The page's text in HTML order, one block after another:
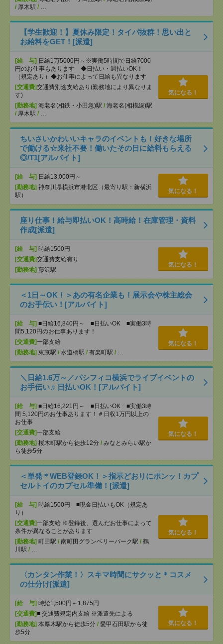
/ 厚木駅 / …
【学生歓迎！】夏休み限定！タイパ抜群！思い出と
お給料をGET！[派遣]
[給 与] 日給1万5000円～※実働5時間で日給7000
円のお仕事もあります ◆日払い・週払いOK！
（規定あり）◆お仕事によって日給も異なります
[交通費]交通費別途支給あり(勤務地により異なりま
す)
[勤務地] 海老名(相鉄・小田急)駅 / 海老名(相模線)駅
/ 厚木駅 / …
気になる！
ちいさいかわいいキャラのイベントも！好きな場所
で働ける☆来社不要！働いたその日に給料もらえる
◎/T1[アルバイト]
[給 与] 日給13,000円～
[勤務地] 神奈川県横浜市港北区（最寄り駅：新横浜
駅）
気になる！
座り仕事！給与即払いOK！高時給！在庫管理・資料
作成[派遣]
[給 与] 時給1500円
[交通費]交通費支給有り
[勤務地] 藤沢駅
気になる！
＜1日～OK！＞あの有名企業も！展示会や株主総会
のお手伝い！[アルバイト]
[給 与] ■日給16,840円～ ■日払いOK ■実働3時
間5,120円のお仕事あります！
[交通費]一部支給
[勤務地] 東京駅 / 水道橋駅 / 有楽町駅 / …
気になる！
＼日給1.6万～／パシフィコ横浜でライブイベントの
お手伝い♬日払いOK！[アルバイト]
[給 与] ■日給16,221円～ ■日払いOK ■実働3時
間 5,120円のお仕事あります！＃日収1万円以上の
お仕事
[交通費]一部支給
[勤務地] 桜木町駅から徒歩12分 / みなとみらい駅か
ら徒歩5分
気になる！
＜単発＊WEB登録OK！＞指示どおりにポンッ！カプ
セルトイのカプセル準備！[派遣]
[給 与] 時給1500円 ■現金日払いもOK（規定あ
り）
[交通費]一部支給 ※登録後、選んだお仕事によって
条件が異なることがあります
[勤務地] 町田駅 / 南町田グランベリーパーク駅 / 鶴
川駅 / …
気になる！
〈カンタン作業！〉スキマ時間にサクッと＊コスメ
の仕分け[派遣]
[給 与] 時給1,500円～1,875円
[交通費]■ 交通費規定内支給 ※派遣先による
[勤務地] 本厚木駅から徒歩5分 / 愛甲石田駅から徒
歩5分
気になる！